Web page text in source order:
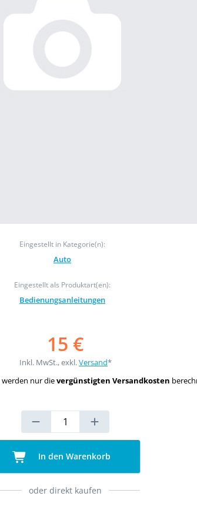
Eingestellt in Kategorie(n):
Auto
Eingestellt als Produktart(en):
Bedienungsanleitungen
15 €
Inkl. MwSt., exkl.Versand*
werden nur dievergünstigten Versandkosten
In den Warenkorb
oder direkt kaufen